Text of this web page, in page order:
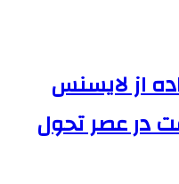
از لایسنس
در عصر تحول